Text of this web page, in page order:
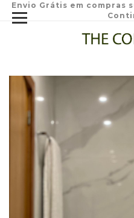
Envio Grátis em compras